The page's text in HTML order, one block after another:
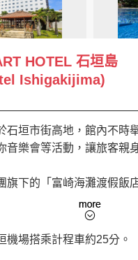
HOTEL 石垣島
Ishigakijima)
石垣市街高地，館內不時
音樂會等活動，讓旅客親
旗下的「富崎海灘渡假飯
費使用飯店內的大浴場。
機場搭乘計程車約25分。